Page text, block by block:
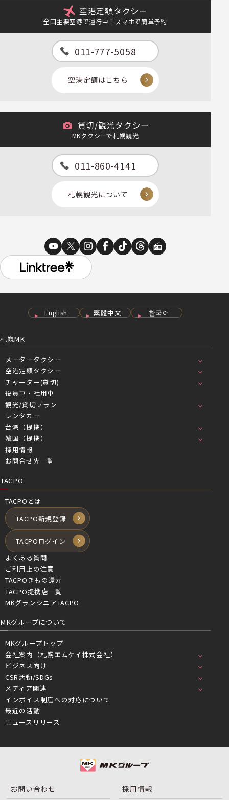
空港定額タクシー
全国主要空港で運行中！スマホで簡単予約
011-777-5058
空港定額はこちら
貸切/観光タクシー
MKタクシーで札幌観光
011-860-4141
札幌観光について
English 繁體中文 한국어
札幌MK
メータータクシー
空港定額タクシー
チャーター(貸切)
役員車・社用車
観光/貸切プラン
レンタカー
台湾（提携）
韓国（提携）
採用情報
お問合せ先一覧
TACPO
TACPOとは
TACPO新規登録
TACPOログイン
よくある質問
ご利用上の注意
TACPOきもの還元
TACPO提携店一覧
MKグランシニアTACPO
MKグループについて
MKグループトップ
会社案内（札幌エムケイ株式会社）
ビジネス向け
CSR活動/SDGs
メディア関連
インボイス制度への対応について
最近の活動
ニュースリリース
お問い合わせ 採用情報